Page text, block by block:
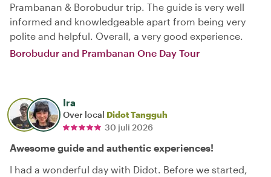
Prambanan & Borobudur trip. The guide is very well
informed and knowledgeable apart from being very
polite and helpful. Overall, a very good experience.
Borobudur and Prambanan One Day Tour
Ira
Over local Didot Tangguh
30 juli 2026
Awesome guide and authentic experiences!
I had a wonderful day with Didot. Before we started,